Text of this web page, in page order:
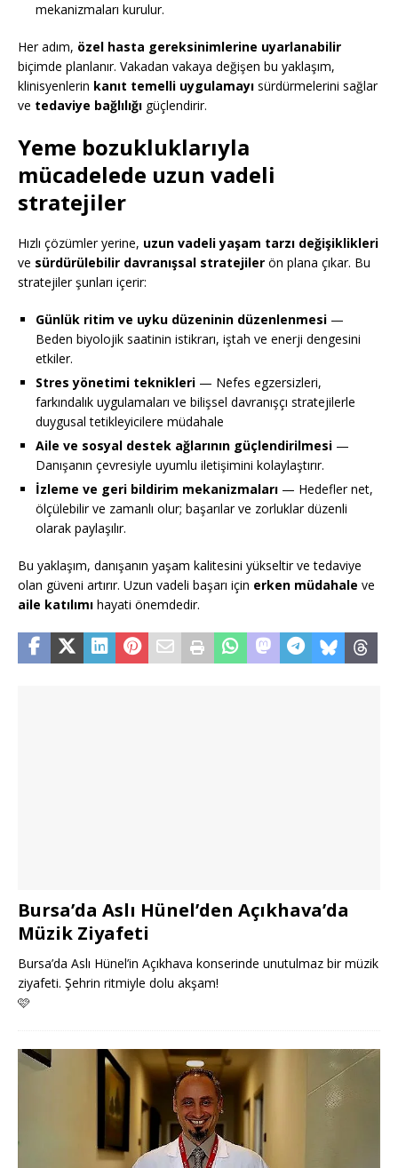
mekanizmaları kurulur.
Her adım, özel hasta gereksinimlerine uyarlanabilir
biçimde planlanır. Vakadan vakaya değişen bu yaklaşım,
klinisyenlerin kanıt temelli uygulamayı sürdürmelerini sağlar
ve tedaviye bağlılığı güçlendirir.
Yeme bozukluklarıyla
mücadelede uzun vadeli
stratejiler
Hızlı çözümler yerine, uzun vadeli yaşam tarzı değişiklikleri
ve sürdürülebilir davranışsal stratejiler ön plana çıkar. Bu
stratejiler şunları içerir:
Günlük ritim ve uyku düzeninin düzenlenmesi —
Beden biyolojik saatinin istikrarı, iştah ve enerji dengesini
etkiler.
Stres yönetimi teknikleri — Nefes egzersizleri,
farkındalık uygulamaları ve bilişsel davranışçı stratejilerle
duygusal tetikleyicilere müdahale
Aile ve sosyal destek ağlarının güçlendirilmesi —
Danışanın çevresiyle uyumlu iletişimini kolaylaştırır.
İzleme ve geri bildirim mekanizmaları — Hedefler net,
ölçülebilir ve zamanlı olur; başarılar ve zorluklar düzenli
olarak paylaşılır.
Bu yaklaşım, danışanın yaşam kalitesini yükseltir ve tedaviye
olan güveni artırır. Uzun vadeli başarı için erken müdahale ve
aile katılımı hayati önemdedir.
Bursa’da Aslı Hünel’den Açıkhava’da
Müzik Ziyafeti
Bursa’da Aslı Hünel’in Açıkhava konserinde unutulmaz bir müzik
ziyafeti. Şehrin ritmiyle dolu akşam!
🩷